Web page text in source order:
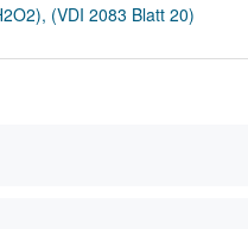
(VDI 2083 Blatt 20)